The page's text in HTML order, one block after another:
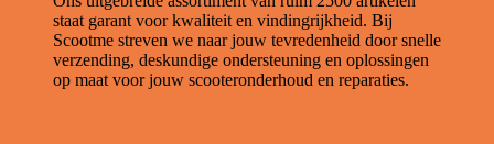
staat garant voor kwaliteit en vindingrijkheid. Bij
Scootme streven we naar jouw tevredenheid door snelle
verzending, deskundige ondersteuning en oplossingen
op maat voor jouw scooteronderhoud en reparaties.